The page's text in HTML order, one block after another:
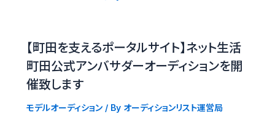
【町田を支えるポータルサイト】ネット生活
町田公式アンバサダーオーディションを開
催致します
モデルオーディション/ By オーディションリスト運営局